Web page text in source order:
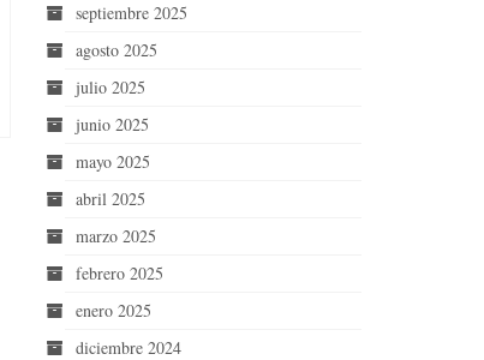
septiembre 2025
agosto 2025
julio 2025
junio 2025
mayo 2025
abril 2025
marzo 2025
febrero 2025
enero 2025
diciembre 2024